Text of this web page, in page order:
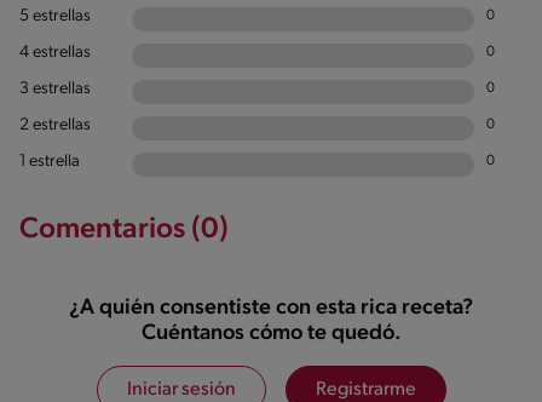
5 estrellas 0
4 estrellas 0
3 estrellas 0
2 estrellas 0
1 estrella 0
Comentarios (0)
¿A quién consentiste con esta rica receta?
Cuéntanos cómo te quedó.
Iniciar sesión Registrarme